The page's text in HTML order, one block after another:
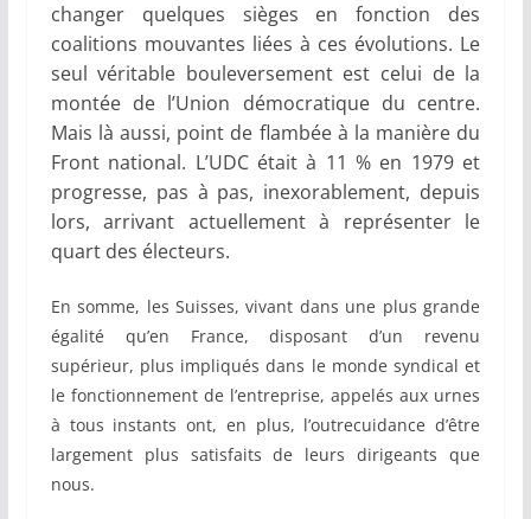
changer quelques sièges en fonction des
coalitions mouvantes liées à ces évolutions. Le
seul véritable bouleversement est celui de la
montée de l’Union démocratique du centre.
Mais là aussi, point de flambée à la manière du
Front national. L’UDC était à 11 % en 1979 et
progresse, pas à pas, inexorablement, depuis
lors, arrivant actuellement à représenter le
quart des électeurs.
En somme, les Suisses, vivant dans une plus grande
égalité qu’en France, disposant d’un revenu
supérieur, plus impliqués dans le monde syndical et
le fonctionnement de l’entreprise, appelés aux urnes
à tous instants ont, en plus, l’outrecuidance d’être
largement plus satisfaits de leurs dirigeants que
nous.